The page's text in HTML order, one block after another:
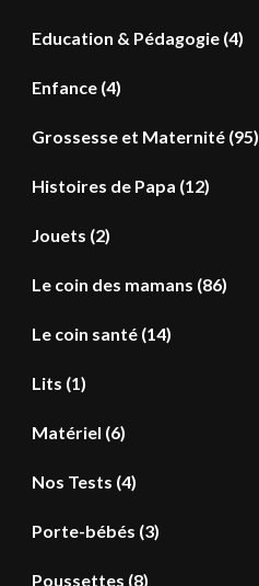
Education & Pédagogie (4)
Enfance (4)
Grossesse et Maternité (95)
Histoires de Papa (12)
Jouets (2)
Le coin des mamans (86)
Le coin santé (14)
Lits (1)
Matériel (6)
Nos Tests (4)
Porte-bébés (3)
Poussettes (8)